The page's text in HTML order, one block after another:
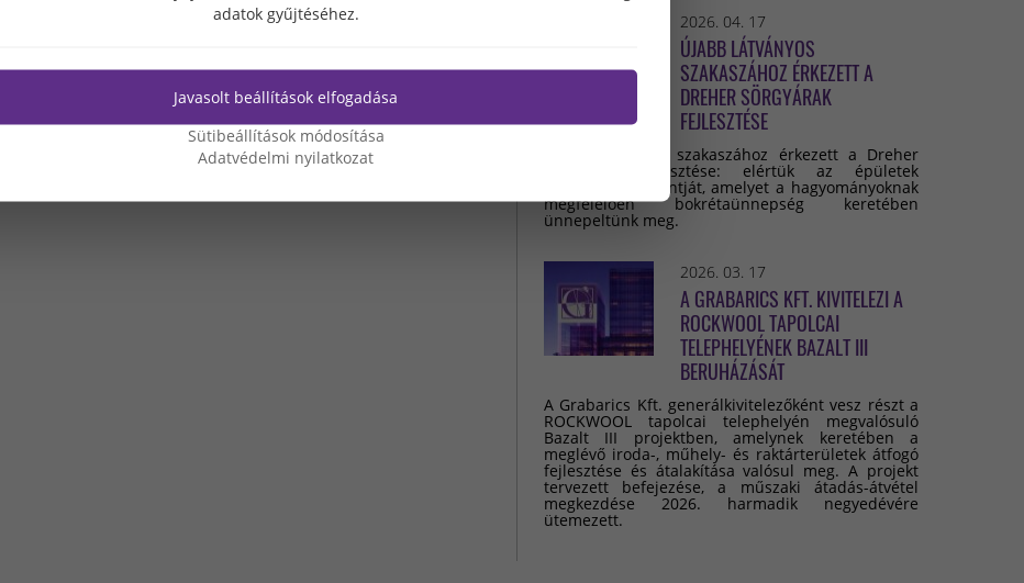
2026. 04. 17
ÚJABB LÁTVÁNYOS
SZAKASZÁHOZ ÉRKEZETT A
DREHER SÖRGYÁRAK
FEJLESZTÉSE
Újabb látványos szakaszához érkezett a Dreher
Sörgyárak fejlesztése: elértük az épületek
legmagasabb pontját, amelyet a hagyományoknak
megfelelően bokrétaünnepség keretében
ünnepeltünk meg.
2026. 03. 17
A GRABARICS KFT. KIVITELEZI A
ROCKWOOL TAPOLCAI
TELEPHELYÉNEK BAZALT III
BERUHÁZÁSÁT
A Grabarics Kft. generálkivitelezőként vesz részt a
ROCKWOOL tapolcai telephelyén megvalósuló
Bazalt III projektben, amelynek keretében a
meglévő iroda-, műhely- és raktárterületek átfogó
fejlesztése és átalakítása valósul meg. A projekt
tervezett befejezése, a műszaki átadás-átvétel
megkezdése 2026. harmadik negyedévére
ütemezett.
adatok gyűjtéséhez.
Javasolt beállítások elfogadása
Sütibeállítások módosítása
Adatvédelmi nyilatkozat